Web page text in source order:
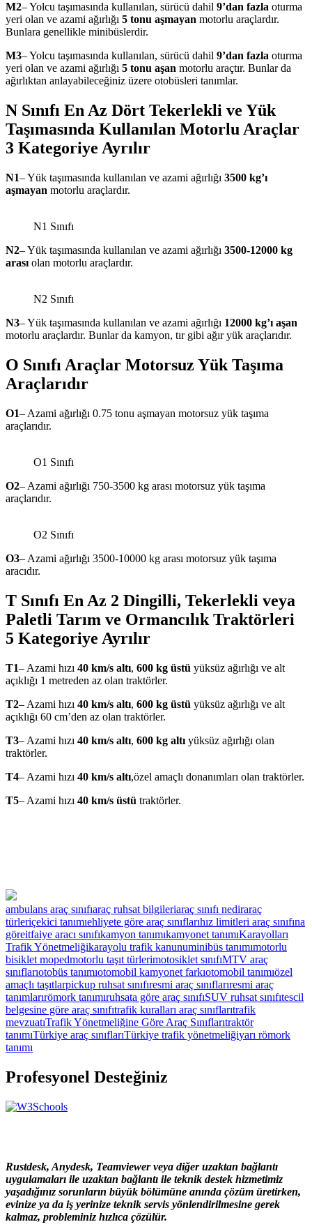
M2– Yolcu taşımasında kullanılan, sürücü dahil 9’dan fazla oturma
yeri olan ve azami ağırlığı 5 tonu aşmayan motorlu araçlardır.
Bunlara genellikle minibüslerdir.
M3– Yolcu taşımasında kullanılan, sürücü dahil 9’dan fazla oturma
yeri olan ve azami ağırlığı 5 tonu aşan motorlu araçtır. Bunlar da
ağırlıktan anlayabileceğiniz üzere otobüsleri tanımlar.
N Sınıfı En Az Dört Tekerlekli ve Yük
Taşımasında Kullanılan Motorlu Araçlar
3 Kategoriye Ayrılır
N1– Yük taşımasında kullanılan ve azami ağırlığı 3500 kg’ı
aşmayan motorlu araçlardır.
N1 Sınıfı
N2– Yük taşımasında kullanılan ve azami ağırlığı 3500-12000 kg
arası olan motorlu araçlardır.
N2 Sınıfı
N3– Yük taşımasında kullanılan ve azami ağırlığı 12000 kg’ı aşan
motorlu araçlardır. Bunlar da kamyon, tır gibi ağır yük araçlarıdır.
O Sınıfı Araçlar Motorsuz Yük Taşıma
Araçlarıdır
O1– Azami ağırlığı 0.75 tonu aşmayan motorsuz yük taşıma
araçlarıdır.
O1 Sınıfı
O2– Azami ağırlığı 750-3500 kg arası motorsuz yük taşıma
araçlarıdır.
O2 Sınıfı
O3– Azami ağırlığı 3500-10000 kg arası motorsuz yük taşıma
aracıdır.
T Sınıfı En Az 2 Dingilli, Tekerlekli veya
Paletli Tarım ve Ormancılık Traktörleri
5 Kategoriye Ayrılır
T1– Azami hızı 40 km/s altı, 600 kg üstü yüksüz ağırlığı ve alt
açıklığı 1 metreden az olan traktörler.
T2– Azami hızı 40 km/s altı, 600 kg üstü yüksüz ağırlığı ve alt
açıklığı 60 cm’den az olan traktörler.
T3– Azami hızı 40 km/s altı, 600 kg altı yüksüz ağırlığı olan
traktörler.
T4– Azami hızı 40 km/s altı,özel amaçlı donanımları olan traktörler.
T5– Azami hızı 40 km/s üstü traktörler.
ambulans araç sınıfıaraç ruhsat bilgileriaraç sınıfı nediraraç
türleriçekici tanımıehliyete göre araç sınıflarıhız limitleri araç sınıfına
göreitfaiye aracı sınıfıkamyon tanımıkamyonet tanımıKarayolları
Trafik Yönetmeliğikarayolu trafik kanunuminibüs tanımımotorlu
bisiklet mopedmotorlu taşıt türlerimotosiklet sınıfıMTV araç
sınıflarıotobüs tanımıotomobil kamyonet farkıotomobil tanımıözel
amaçlı taşıtlarpickup ruhsat sınıfıresmi araç sınıflarıresmi araç
tanımlarırömork tanımıruhsata göre araç sınıfıSUV ruhsat sınıfıtescil
belgesine göre araç sınıfıtrafik kuralları araç sınıflarıtrafik
mevzuatıTrafik Yönetmeliğine Göre Araç Sınıflarıtraktör
tanımıTürkiye araç sınıflarıTürkiye trafik yönetmeliğiyarı römork
tanımı
Profesyonel Desteğiniz
Rustdesk, Anydesk, Teamviewer veya diğer uzaktan bağlantı
uygulamaları ile uzaktan bağlantı ile teknik destek hizmetimiz
yaşadığınız sorunların büyük bölümüne anında çözüm üretirken,
evinize ya da iş yerinize teknik servis yönlendirilmesine gerek
kalmaz, probleminiz hızlıca çözülür.